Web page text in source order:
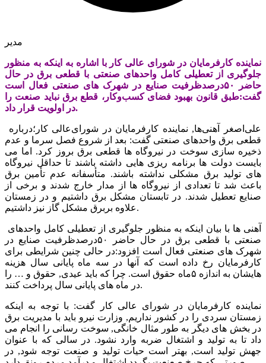
مدیر
نماینده کارفرمایان در شورای‌ عالی کار با اشاره به اینکه به منظور
جلوگیری از تعطیلی کامل واحدهای صنعتی با قطعی برق در حال
حاضر ۵۰درصدظرفیت صنایع در شهرک های صنعتی فعال است
گفت:طبق قانون بهبود فضای کسب‌وکار، قطع برق نباید صنعت را
در اولویت قرار داد.
قطعی برق واحدهای صنعتی گفت: بعد از شروع فصل سرما و عدم
ذخیره سازی سوخت در نیروگاه ها قطعی برق بروز کرد. اما می
بایست دولت ها برنامه ریزی هایی داشته باشند تا حداقل نیروگاه
های تولید برق مشکلی نداشته باشند. متأسفانه عدم تأمین برق
باعث شد تا تعدادی از نیروگاه ها از مدار خارج شدند و برخی از
صنایع تعطیل شدند. در تابستان مشکل برق داشتیم و در زمستان
علاوه بربرق مشکل گاز نیز داشتیم.
صنعتی با قطعی برق در حال حاضر ۵۰درصدظرفیت صنایع در
شهرک های صنعتی فعال است افزود:در حالی چنین شرایطی برای
کارفرمایان رخ داده است که آنها در سه ماه پایانی سال هزینه
هایشان به اندازه ۵ماه حقوق است. چرا که باید عیدی, حقوق و … را
در ماه های پایانی سال پرداخت کنند.
نماینده کارفرمایان در شورای عالی کار گفت: با توجه به اینکه
زمستان سردی را در کشور نداریم, وزارت نیرو باید با مدیریت برق
در بخش های دیگر به طور مثال خانگی, سوخت رسانی را انجام می
داد تا به تولید و اشتغال ضربه وارد نشود. در سالی که با عنوان
جهش تولید است, بهتر است حیات تولید و صنعت توجه شود, در